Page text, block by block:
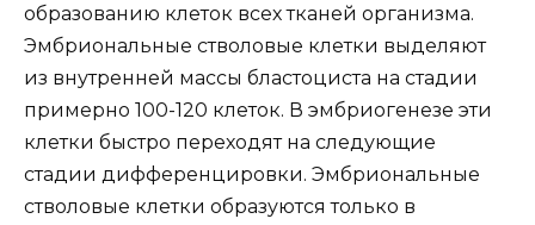
образованию клеток всех тканей организма.
Эмбриональные стволовые клетки выделяют
из внутренней массы бластоциста на стадии
примерно 100-120 клеток. В эмбриогенезе эти
клетки быстро переходят на следующие
стадии дифференцировки. Эмбриональные
стволовые клетки образуются только в